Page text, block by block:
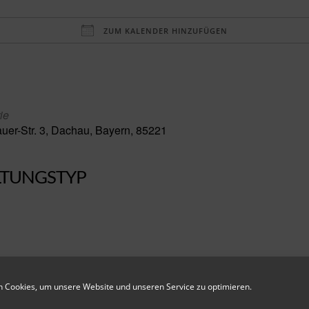
Cookies, um unsere Website und unseren Service zu optimieren.
ZUM KALENDER HINZUFÜGEN
Str. 3, Dachau, Bayern, 85221
zur zeitgenössischen Kunst entdecken wir
sind. Vieles kennt ihr sicher. Danach schauen